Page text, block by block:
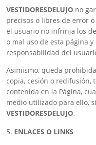
VESTIDORESDELUJO no
precisos o libres de error
el usuario no infrinja los
o mal uso de esta página
responsabilidad del
Asimismo, queda
copia, cesión o redifusión,
contenida en la Página,
medio utilizado para ello,
VESTIDORESDELUJO.
ENLACES O LINKS